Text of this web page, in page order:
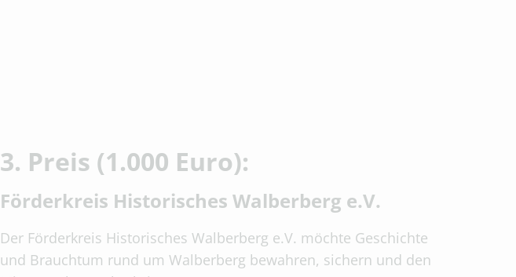
3. Preis (1.000 Euro):
Förderkreis Historisches Walberberg e.V.
Der Förderkreis Historisches Walberberg e.V. möchte Geschichte
und Brauchtum rund um Walberberg bewahren, sichern und den